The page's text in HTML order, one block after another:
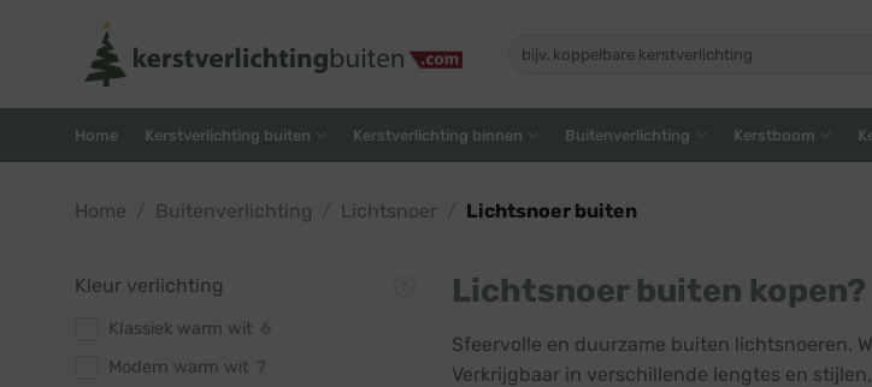
naar:
Home Kerstverlichting buiten Kerstverlichting binnen Buitenverlichting Kerstboom
Home Buitenverlichting Lichtsnoer Lichtsnoer buiten
Kleur verlichting
Klassiek warm wit
Modern warm wit
Lichtsnoer buiten kopen?
Sfeervolle en duurzame buiten lichtsnoeren.
Verkrijgbaar in verschillende lengtes en